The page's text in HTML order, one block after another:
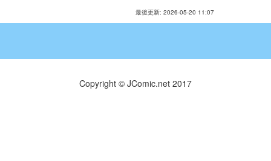
最後更新: 2026-05-20 11:07
Copyright © JComic.net 2017